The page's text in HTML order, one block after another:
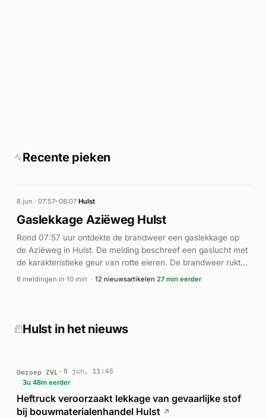
Recente pieken
8 jun · 07:57–08:07·Hulst
Gaslekkage Aziëweg Hulst
Rond 07:57 uur ontdekte de brandweer een gaslekkage op
de Aziëweg in Hulst. De melding beschreef een gaslucht met
de karakteristieke geur van rotte eieren. De brandweer rukte
met spoed uit en was ter plaatse. Volgens Omroep ZVL was
gebracht.
6 meldingen in 10 min · 12 nieuwsartikelen 27 min eerder
Hulst in het nieuws
Omroep ZVL
8 jun, 11:45
3u 48m eerder
Heftruck veroorzaakt lekkage van gevaarlijke stof
bij bouwmaterialenhandel Hulst ↗